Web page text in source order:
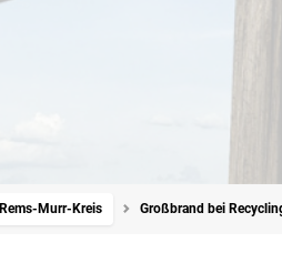
Rems-Murr-Kreis Großbrand bei